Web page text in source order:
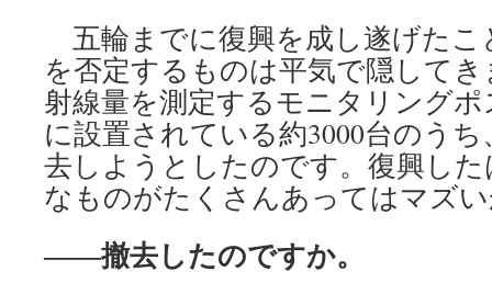
五輪までに復興を成し遂げたこ
を否定するものは平気で隠して
射線量を測定するモニタリング
に設置されている約3000台のう
去しようとしたのです。復興し
なものがたくさんあってはマズ
――撤去したのですか。